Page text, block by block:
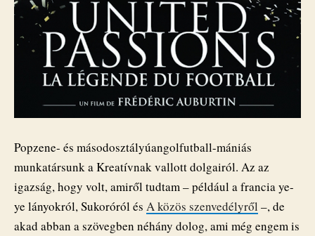
Popzene- és másodosztályúangolfutball-mániás
munkatársunk a Kreatívnak vallott dolgairól. Az az
igazság, hogy volt, amiről tudtam – például a francia ye-
ye lányokról, Sukoróról és A közös szenvedélyről –, de
akad abban a szövegben néhány dolog, ami még engem is